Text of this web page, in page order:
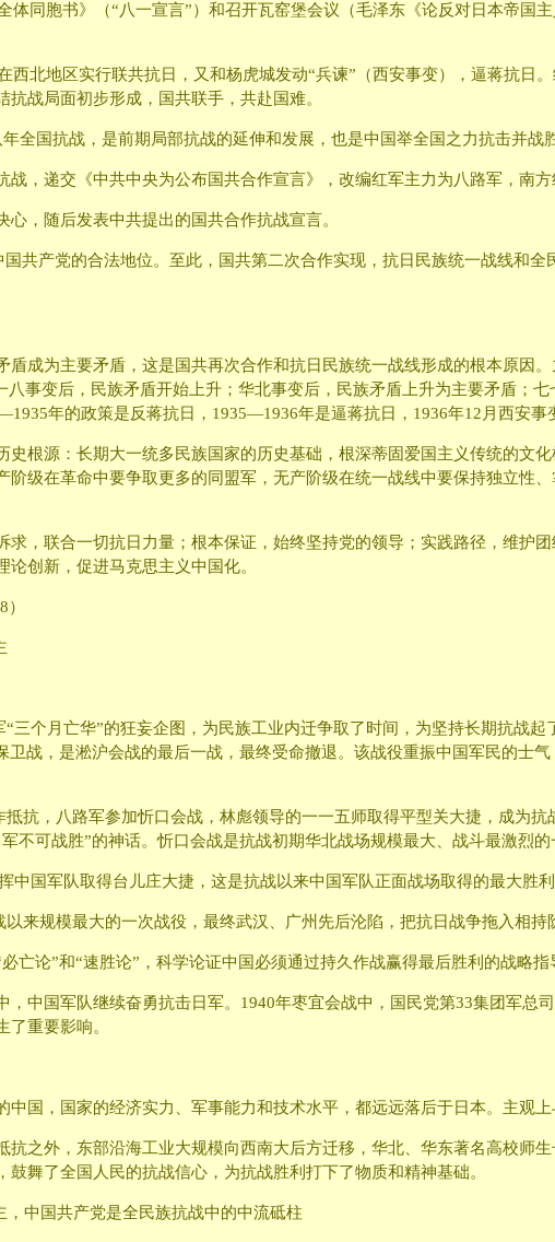
同胞书》（“八一宣言”）和召开瓦窑堡会议（毛泽东《论反对日本帝国
北地区实行联共抗日，又和杨虎城发动“兵谏”（西安事变），逼蒋抗日
战局面初步形成，国共联手，共赴国难。
全国抗战，是前期局部抗战的延伸和发展，也是中国举全国之力抗击并战
，递交《中共中央为公布国共合作宣言》，改编红军主力为八路军，南方
，随后发表中共提出的国共合作抗战宣言。
共产党的合法地位。至此，国共第二次合作实现，抗日民族统一战线和
成为主要矛盾，这是国共再次合作和抗日民族统一战线形成的根本原因
八事变后，民族矛盾开始上升；华北事变后，民族矛盾上升为主要矛盾；
年的政策是反蒋抗日，1935—1936年是逼蒋抗日，1936年12月西安事
根源：长期大一统多民族国家的历史基础，根深蒂固爱国主义传统的文
阶级在革命中要争取更多的同盟军，无产阶级在统一战线中要保持独立性
，联合一切抗日力量；根本保证，始终坚持党的领导；实践路径，维护
创新，促进马克思主义中国化。
个月亡华”的狂妄企图，为民族工业内迁争取了时间，为坚持长期抗战起
卫战，是淞沪会战的最后一战，最终受命撤退。该战役重振中国军民的士
抗，八路军参加忻口会战，林彪领导的一一五师取得平型关大捷，成为
不可战胜”的神话。忻口会战是抗战初期华北战场规模最大、战斗最激烈
国军队取得台儿庄大捷，这是抗战以来中国军队正面战场取得的最大胜利
来规模最大的一次战役，最终武汉、广州先后沦陷，把抗日战争拖入相持
亡论”和“速胜论”，科学论证中国必须通过持久作战赢得最后胜利的战略指
中国军队继续奋勇抗击日军。1940年枣宜会战中，国民党第33集团军总
重要影响。
国，国家的经济实力、军事能力和技术水平，都远远落后于日本。主观上
之外，东部沿海工业大规模向西南大后方迁移，华北、华东著名高校师
舞了全国人民的抗战信心，为抗战胜利打下了物质和精神基础。
中国共产党是全民族抗战中的中流砥柱